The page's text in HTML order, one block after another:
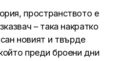
пространството е
– така накратко
новият и твърде
преди броени дни